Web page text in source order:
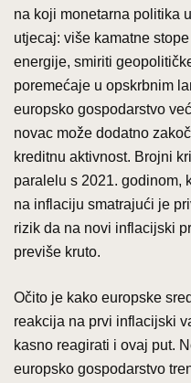
na koji monetarna politika
utjecaj: više kamatne
energije, smiriti
poremećaje u opskrbnim
europsko gospodarstvo
novac može dodatno
kreditnu aktivnost. Brojni
paralelu s 2021. godinom,
na inflaciju smatrajući je
rizik da na novi inflacijski
previše kruto.
Očito je kako europske
reakcija na prvi inflacijski
kasno reagirati i ovaj put.
europsko gospodarstvo